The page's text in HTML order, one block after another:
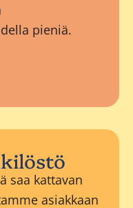
pieniä.
saa kattavan
asiakkaan